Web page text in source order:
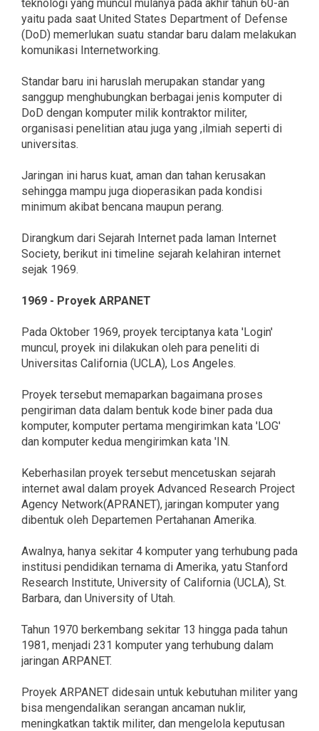
teknologi yang muncul mulanya pada akhir tahun 60-an
yaitu pada saat United States Department of Defense
(DoD) memerlukan suatu standar baru dalam melakukan
komunikasi Internetworking.
Standar baru ini haruslah merupakan standar yang
sanggup menghubungkan berbagai jenis komputer di
DoD dengan komputer milik kontraktor militer,
organisasi penelitian atau juga yang ,ilmiah seperti di
universitas.
Jaringan ini harus kuat, aman dan tahan kerusakan
sehingga mampu juga dioperasikan pada kondisi
minimum akibat bencana maupun perang.
Dirangkum dari Sejarah Internet pada laman Internet
Society, berikut ini timeline sejarah kelahiran internet
sejak 1969.
1969 - Proyek ARPANET
Pada Oktober 1969, proyek terciptanya kata 'Login'
muncul, proyek ini dilakukan oleh para peneliti di
Universitas California (UCLA), Los Angeles.
Proyek tersebut memaparkan bagaimana proses
pengiriman data dalam bentuk kode biner pada dua
komputer, komputer pertama mengirimkan kata 'LOG'
dan komputer kedua mengirimkan kata 'IN.
Keberhasilan proyek tersebut mencetuskan sejarah
internet awal dalam proyek Advanced Research Project
Agency Network(APRANET), jaringan komputer yang
dibentuk oleh Departemen Pertahanan Amerika.
Awalnya, hanya sekitar 4 komputer yang terhubung pada
institusi pendidikan ternama di Amerika, yatu Stanford
Research Institute, University of California (UCLA), St.
Barbara, dan University of Utah.
Tahun 1970 berkembang sekitar 13 hingga pada tahun
1981, menjadi 231 komputer yang terhubung dalam
jaringan ARPANET.
Proyek ARPANET didesain untuk kebutuhan militer yang
bisa mengendalikan serangan ancaman nuklir,
meningkatkan taktik militer, dan mengelola keputusan